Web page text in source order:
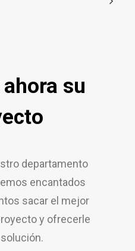
su
departamento
encantados
sacar el mejor
y ofrecerle